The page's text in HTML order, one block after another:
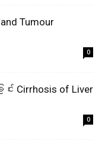
Tumour
0
း Cirrhosis of Liver
0